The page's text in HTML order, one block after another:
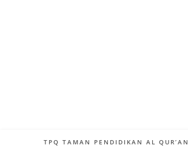
TPQ TAMAN PENDIDIKAN AL QUR’AN